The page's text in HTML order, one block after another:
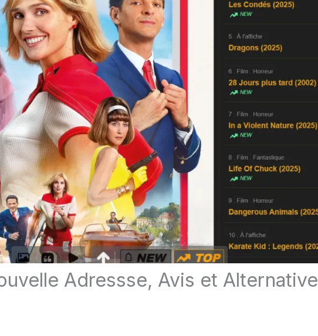
Adressse, Avis et Alternative